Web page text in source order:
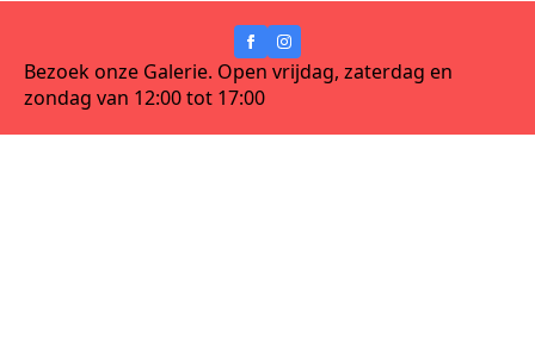
Bezoek onze Galerie. Open vrijdag, zaterdag en
zondag van 12:00 tot 17:00